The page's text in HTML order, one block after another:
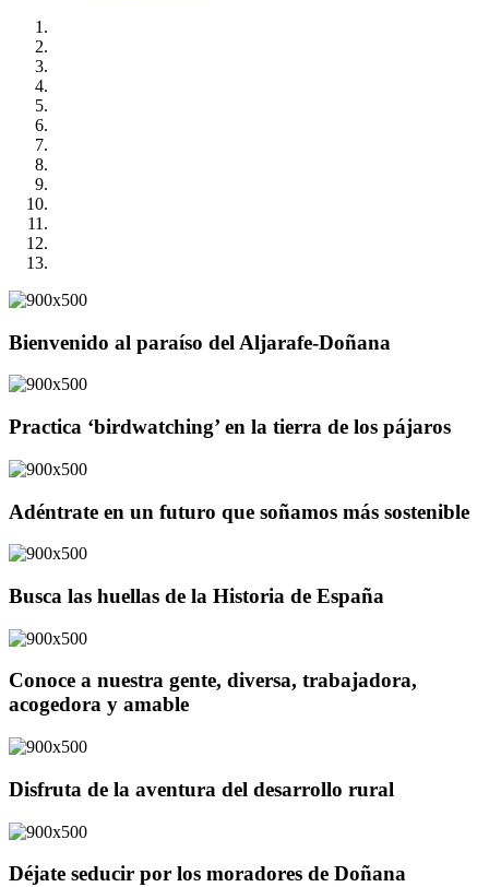
Bienvenido al paraíso del Aljarafe-Doñana
Practica ‘birdwatching’ en la tierra de los pájaros
Adéntrate en un futuro que soñamos más sostenible
Busca las huellas de la Historia de España
Conoce a nuestra gente, diversa, trabajadora,
acogedora y amable
Disfruta de la aventura del desarrollo rural
Déjate seducir por los moradores de Doñana